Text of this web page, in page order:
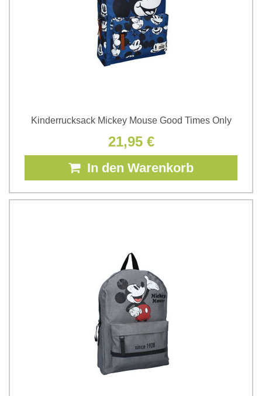
Kinderrucksack Mickey Mouse Good Times Only
21,95 €
In den Warenkorb